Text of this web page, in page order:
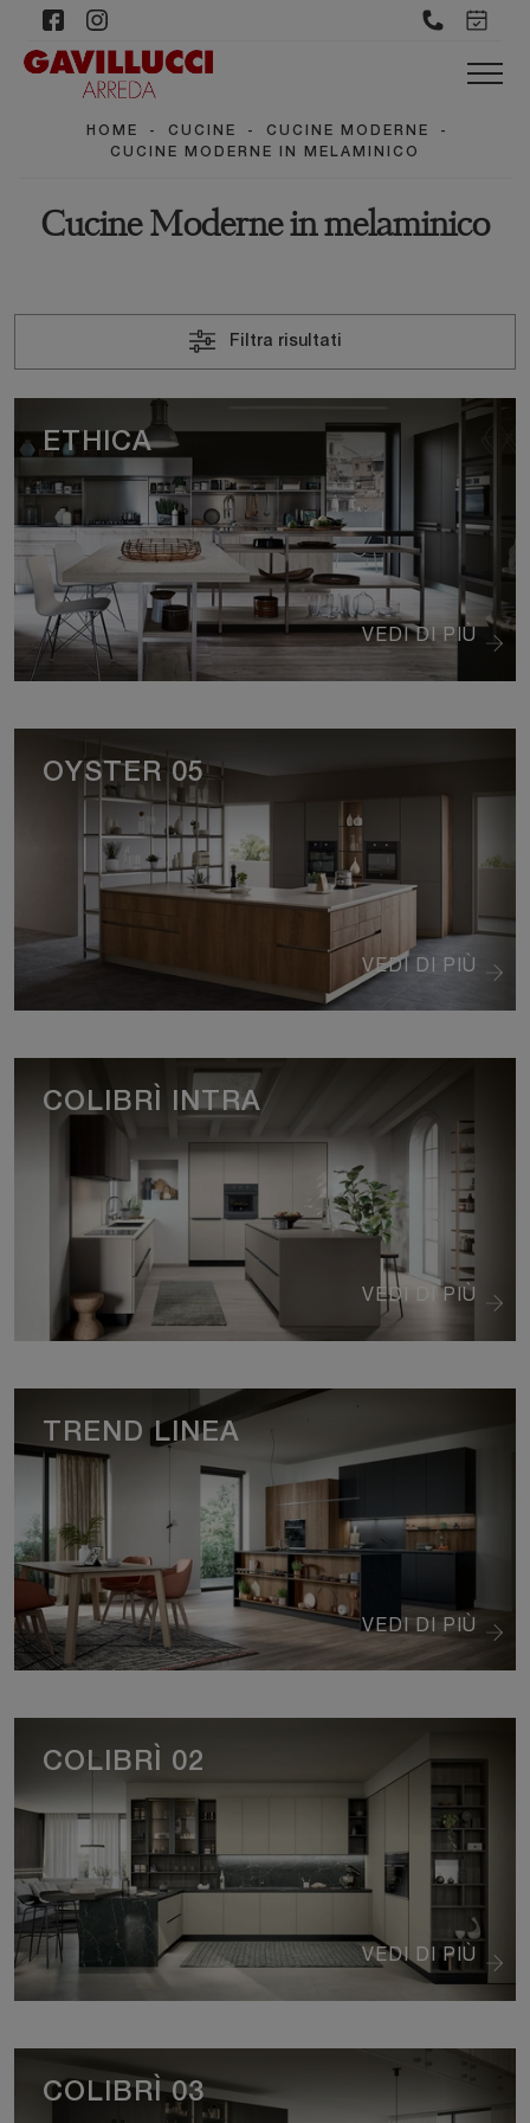
HOME - CUCINE - CUCINE MODERNE
-
CUCINE MODERNE IN MELAMINICO
Cucine Moderne in melaminico
Filtra risultati
VEDI DI PIÙ
ETHICA
VEDI DI PIÙ
OYSTER 05
VEDI DI PIÙ
COLIBRÌ INTRA
VEDI DI PIÙ
TREND LINEA
VEDI DI PIÙ
COLIBRÌ 02
COLIBRÌ 03